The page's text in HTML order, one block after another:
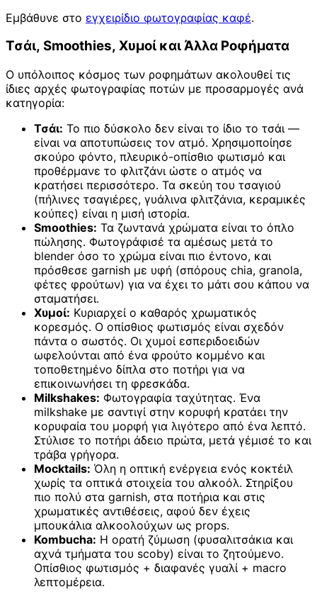
Εμβάθυνε στο εγχειρίδιο φωτογραφίας καφέ.
Τσάι, Smoothies, Χυμοί και Άλλα Ροφήματα
Ο υπόλοιπος κόσμος των ροφημάτων ακολουθεί τις
ίδιες αρχές φωτογραφίας ποτών με προσαρμογές ανά
κατηγορία:
Τσάι: Το πιο δύσκολο δεν είναι το ίδιο το τσάι —
είναι να αποτυπώσεις τον ατμό. Χρησιμοποίησε
σκούρο φόντο, πλευρικό-οπίσθιο φωτισμό και
προθέρμανε το φλιτζάνι ώστε ο ατμός να
κρατήσει περισσότερο. Τα σκεύη του τσαγιού
(πήλινες τσαγιέρες, γυάλινα φλιτζάνια, κεραμικές
κούπες) είναι η μισή ιστορία.
Smoothies: Τα ζωντανά χρώματα είναι το όπλο
πώλησης. Φωτογράφισέ τα αμέσως μετά το
blender όσο το χρώμα είναι πιο έντονο, και
πρόσθεσε garnish με υφή (σπόρους chia, granola,
φέτες φρούτων) για να έχει το μάτι σου κάπου να
σταματήσει.
Χυμοί: Κυριαρχεί ο καθαρός χρωματικός
κορεσμός. Ο οπίσθιος φωτισμός είναι σχεδόν
πάντα ο σωστός. Οι χυμοί εσπεριδοειδών
ωφελούνται από ένα φρούτο κομμένο και
τοποθετημένο δίπλα στο ποτήρι για να
επικοινωνήσει τη φρεσκάδα.
Milkshakes: Φωτογραφία ταχύτητας. Ένα
milkshake με σαντιγί στην κορυφή κρατάει την
κορυφαία του μορφή για λιγότερο από ένα λεπτό.
Στύλισε το ποτήρι άδειο πρώτα, μετά γέμισέ το και
τράβα γρήγορα.
Mocktails: Όλη η οπτική ενέργεια ενός κοκτέιλ
χωρίς τα οπτικά στοιχεία του αλκοόλ. Στηρίξου
πιο πολύ στα garnish, στα ποτήρια και στις
χρωματικές αντιθέσεις, αφού δεν έχεις
μπουκάλια αλκοολούχων ως props.
Kombucha: Η ορατή ζύμωση (φυσαλιτσάκια και
αχνά τμήματα του scoby) είναι το ζητούμενο.
Οπίσθιος φωτισμός + διαφανές γυαλί + macro
λεπτομέρεια.